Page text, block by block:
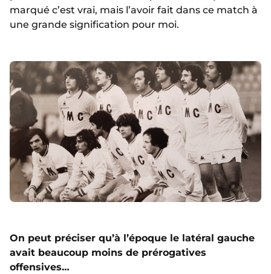
marqué c’est vrai, mais l’avoir fait dans ce match à
une grande signification pour moi.
On peut préciser qu’à l’époque le latéral gauche
avait beaucoup moins de prérogatives
offensives…